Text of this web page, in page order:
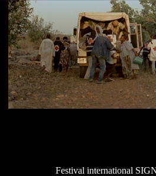
Festival international